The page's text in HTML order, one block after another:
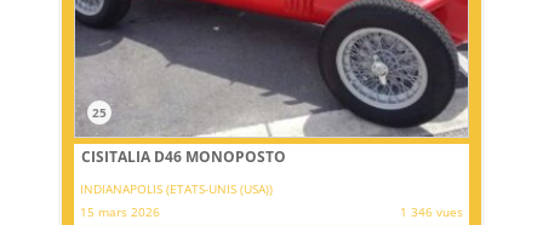
25
CISITALIA D46 MONOPOSTO
INDIANAPOLIS (ETATS-UNIS (USA))
15 mars 2026
1 346 vues